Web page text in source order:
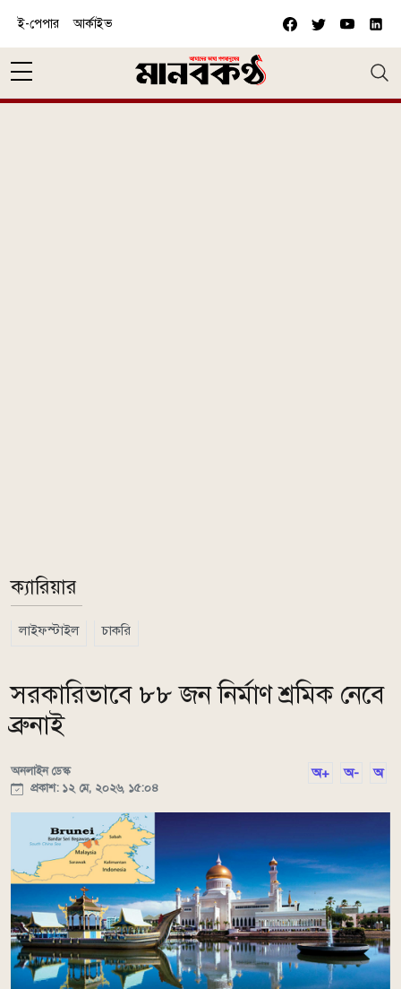
ই-পেপার আর্কাইভ
ক্যারিয়ার
লাইফস্টাইল চাকরি
সরকারিভাবে ৮৮ জন নির্মাণ শ্রমিক নেবে
ব্রুনাই
অনলাইন ডেস্ক
প্রকাশ: ১২ মে, ২০২৬, ১৫:০৪
অ+ অ- অ